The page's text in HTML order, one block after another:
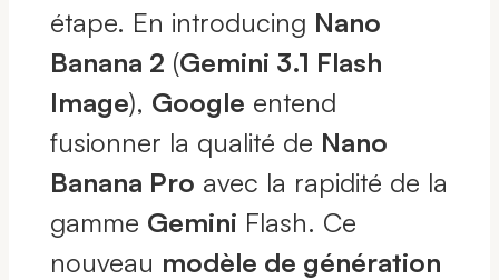
étape. En introducing Nano
Banana 2 (Gemini 3.1 Flash
Image), Google entend
fusionner la qualité de Nano
Banana Pro avec la rapidité de la
gamme Gemini Flash. Ce
nouveau modèle de génération